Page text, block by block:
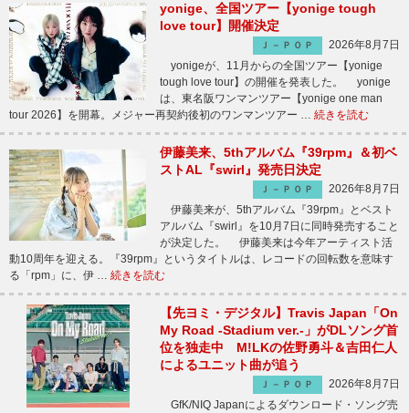
yonige、全国ツアー【yonige tough
love tour】開催決定
Ｊ－ＰＯＰ
2026年8月7日
yonigeが、11月からの全国ツアー【yonige
tough love tour】の開催を発表した。 yonige
は、東名阪ワンマンツアー【yonige one man
tour 2026】を開幕。メジャー再契約後初のワンマンツアー … 続きを読む
伊藤美来、5thアルバム『39rpm』＆初ベ
ストAL『swirl』発売日決定
Ｊ－ＰＯＰ
2026年8月7日
伊藤美来が、5thアルバム『39rpm』とベスト
アルバム『swirl』を10月7日に同時発売すること
が決定した。 伊藤美来は今年アーティスト活
動10周年を迎える。『39rpm』というタイトルは、レコードの回転数を意味す
る「rpm」に、伊 … 続きを読む
【先ヨミ・デジタル】Travis Japan「On
My Road -Stadium ver.-」がDLソング首
位を独走中 M!LKの佐野勇斗＆吉田仁人
によるユニット曲が追う
Ｊ－ＰＯＰ
2026年8月7日
GfK/NIQ Japanによるダウンロード・ソング売